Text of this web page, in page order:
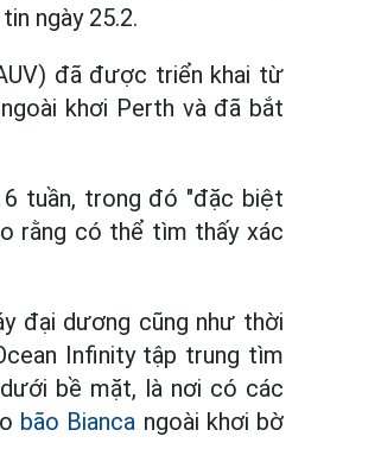
ngày 25.2.
đã được triển khai từ
khơi Perth và đã bắt
tuần, trong đó "đặc biệt
rằng có thể tìm thấy xác
đại dương cũng như thời
Infinity tập trung tìm
bề mặt, là nơi có các
bão Bianca ngoài khơi bờ